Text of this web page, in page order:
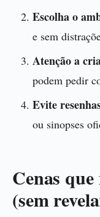
Escolha o
e sem
Atenção a
podem pedir
Evite
ou sinopses
Cenas
(sem